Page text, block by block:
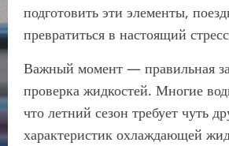
подготовить эти элементы,
превратиться в настоящий
Важный момент — правильная
проверка жидкостей. Многие
что летний сезон требует чуть
характеристик охлаждающей